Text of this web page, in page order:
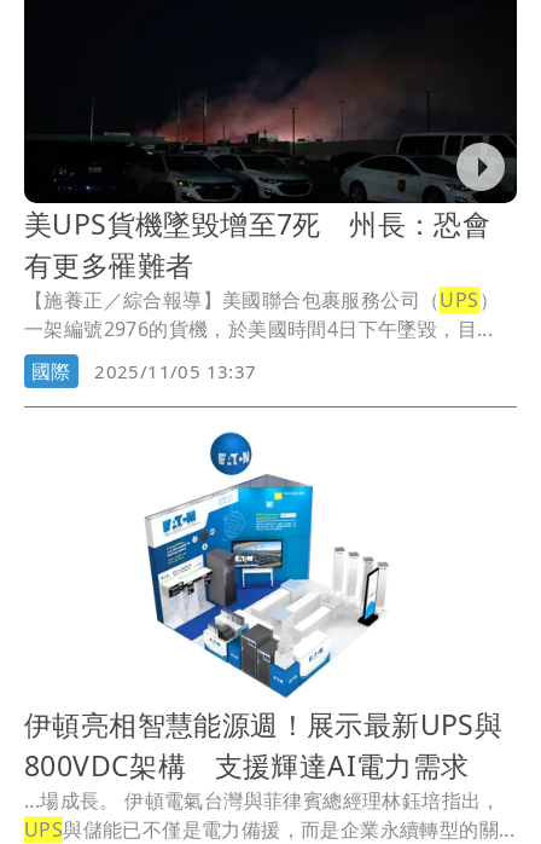
美UPS貨機墜毀增至7死 州長：恐會
有更多罹難者
【施養正／綜合報導】美國聯合包裹服務公司（UPS）
一架編號2976的貨機，於美國時間4日下午墜毀，目...
國際
2025/11/05 13:37
伊頓亮相智慧能源週！展示最新UPS與
800VDC架構 支援輝達AI電力需求
...場成長。 伊頓電氣台灣與菲律賓總經理林鈺培指出，
UPS與儲能已不僅是電力備援，而是企業永續轉型的關...